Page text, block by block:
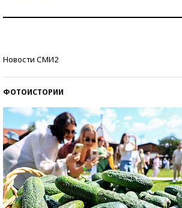
Новости СМИ2
ФОТОИСТОРИИ